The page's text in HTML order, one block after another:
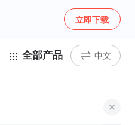
立即下载
全部产品 中文